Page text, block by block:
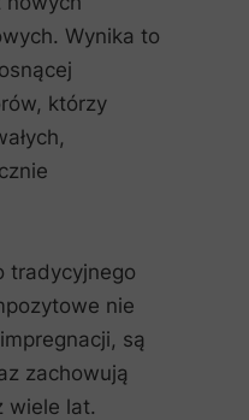
Wynika to
którzy
tradycyjnego
nie
są
zachowują
wiele lat.